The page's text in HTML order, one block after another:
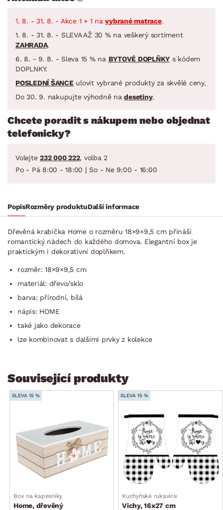
1. 8. - 31. 8. - Akce 1 + 1 navybrané matrace.
1. 8. - 31. 8. - SLEVA AŽ 30 % na veškerý sortiment
ZAHRADA.
6. 8. - 9. 8. - Sleva 15 % na BYTOVÉ DOPLŇKY s kódem
DOPLNKY.
POSLEDNÍ ŠANCEulovit vybrané produkty za skvělé ceny.
Do 30. 9. nakupujte výhodně nadesetiny.
Chcete poradit s nákupem nebo objednat
telefonicky?
Volejte 232 000 222, volba 2
Po - Pá 8:00 - 18:00 | So - Ne 9:00 - 16:00
PopisRozměry produktuDalší informace
Dřevěná krabička Home o rozměru 18×9×9,5 cm přináší
romantický nádech do každého domova. Elegantní box je
praktickým i dekorativní doplňkem.
rozměr: 18×9×9,5 cm
materiál: dřevo/sklo
barva: přírodní, bílá
nápis: HOME
také jako dekorace
lze kombinovat s dalšími prvky z kolekce
Související produkty
SLEVA 15 %
Box na kapesníky
Home, dřevěný
SLEVA 15 %
Kuchyňské rukavice
Vichy, 16x27 cm